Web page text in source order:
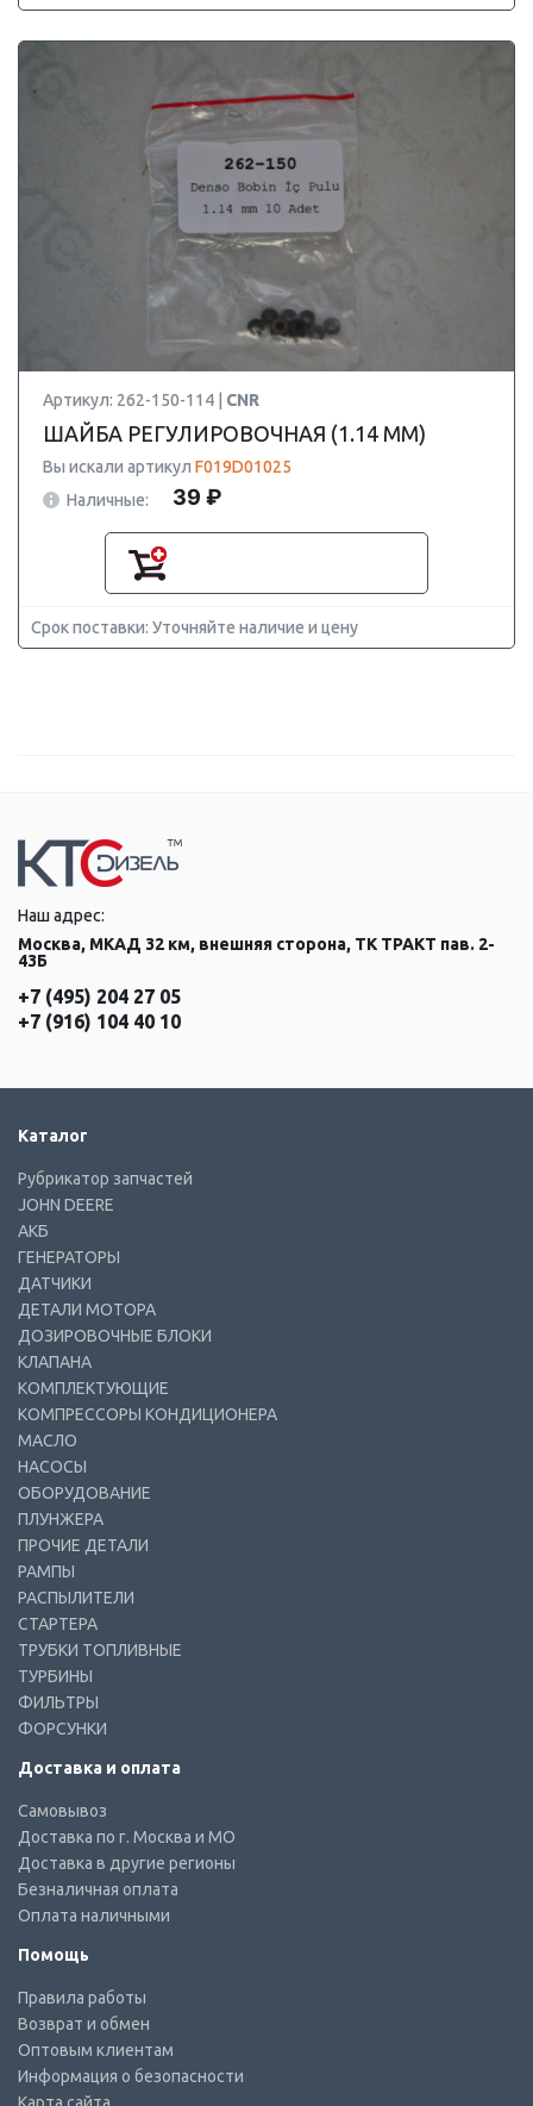
Артикул: 262-150-114 | CNR
ШАЙБА РЕГУЛИРОВОЧНАЯ (1.14 MM)
Вы искали артикул F019D01025
Наличные:
39 ₽
Срок поставки: Уточняйте наличие и цену
Наш адрес:
Москва, МКАД 32 км, внешняя сторона, ТК ТРАКТ пав. 2-
43Б
+7 (495) 204 27 05
+7 (916) 104 40 10
Каталог
Рубрикатор запчастей
JOHN DEERE
АКБ
ГЕНЕРАТОРЫ
ДАТЧИКИ
ДЕТАЛИ МОТОРА
ДОЗИРОВОЧНЫЕ БЛОКИ
КЛАПАНА
КОМПЛЕКТУЮЩИЕ
КОМПРЕССОРЫ КОНДИЦИОНЕРА
МАСЛО
НАСОСЫ
ОБОРУДОВАНИЕ
ПЛУНЖЕРА
ПРОЧИЕ ДЕТАЛИ
РАМПЫ
РАСПЫЛИТЕЛИ
СТАРТЕРА
ТРУБКИ ТОПЛИВНЫЕ
ТУРБИНЫ
ФИЛЬТРЫ
ФОРСУНКИ
Доставка и оплата
Самовывоз
Доставка по г. Москва и МО
Доставка в другие регионы
Безналичная оплата
Оплата наличными
Помощь
Правила работы
Возврат и обмен
Оптовым клиентам
Информация о безопасности